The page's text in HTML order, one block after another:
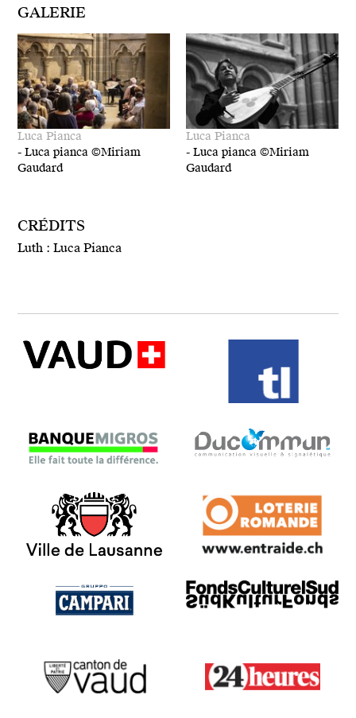
GALERIE
Luca Pianca
-Luca pianca ©Miriam
Gaudard
Luca Pianca
- Luca pianca ©Miriam
Gaudard
CRÉDITS
Luth : Luca Pianca